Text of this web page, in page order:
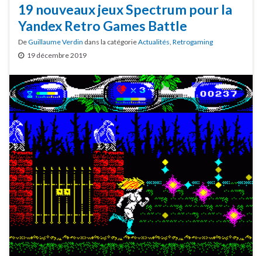
19 nouveaux jeux Spectrum pour la
Yandex Retro Games Battle
DeGuillaume Verdin dans la catégorieActualités Retrogaming
19 décembre 2019